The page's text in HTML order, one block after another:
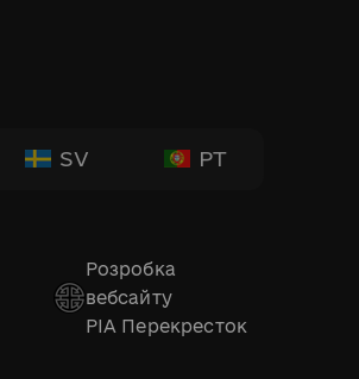
SV PT
Розробка
вебсайту
РІА Перекресток